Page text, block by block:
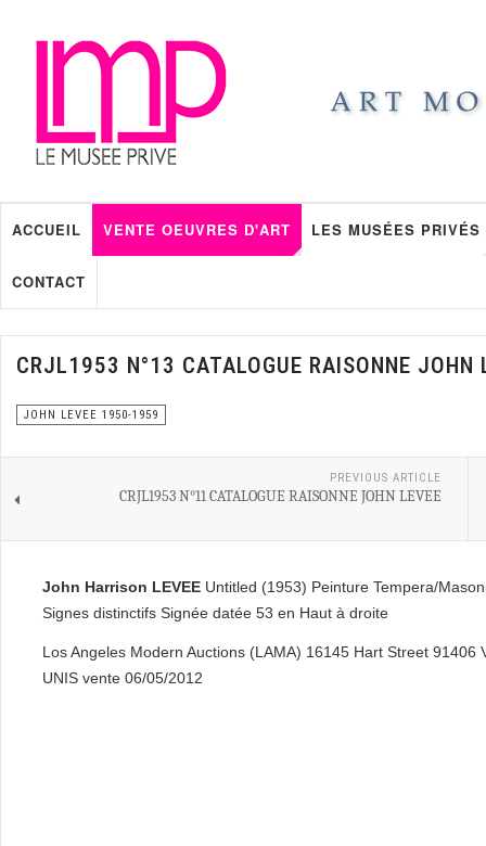
ACCUEIL VENTE OEUVRES D'ART LES MUSÉES PRIVÉS
CONTACT
CRJL1953 N°13 CATALOGUE RAISONNE JOHN
JOHN LEVEE 1950-1959
PREVIOUS ARTICLE
CRJL1953 N°11 CATALOGUE RAISONNE JOHN LEVEE
John Harrison LEVEE Untitled (1953) Peinture Tempera/
Signes distinctifs Signée datée 53 en Haut à droite
Los Angeles Modern Auctions (LAMA) 16145 Hart Street 91406
UNIS vente 06/05/2012